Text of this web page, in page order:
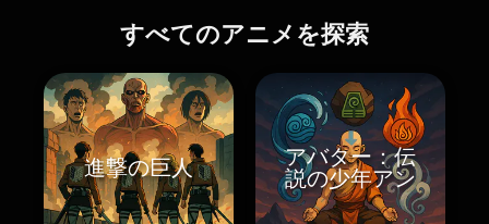
すべてのアニメを探索
進撃の巨人
アバター：伝
説の少年アン